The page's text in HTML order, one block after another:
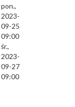
pon.,
2023-
09-25
09:00
śr.,
2023-
09-27
09:00